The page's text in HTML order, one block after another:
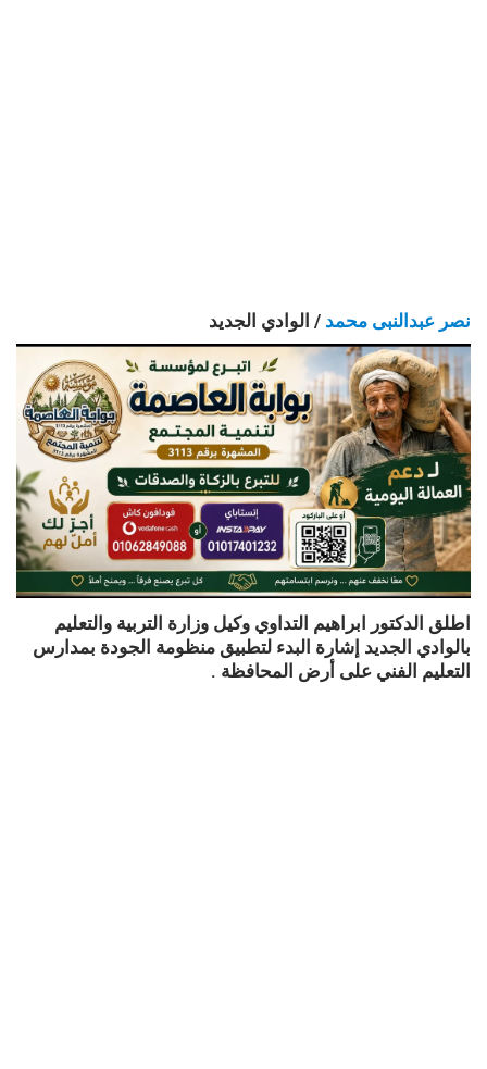
نصر عبدالنبى محمد / الوادي الجديد
اطلق الدكتور ابراهيم التداوي وكيل وزارة التربية والتعليم
بالوادي الجديد إشارة البدء لتطبيق منظومة الجودة بمدارس
التعليم الفني على أرض المحافظة .